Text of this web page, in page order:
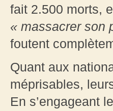
fait 2.500 morts,
« massacrer son
foutent
Quant aux
méprisables,
En s’engageant